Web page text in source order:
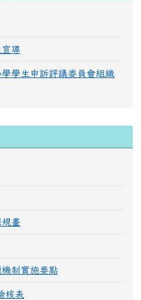
宣導
學生申訴評議委員會組織
規畫
制實施要點
核表